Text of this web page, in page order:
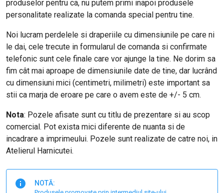
produselor pentru ca, nu putem primi inapoi produsele
personalitate realizate la comanda special pentru tine.
Noi lucram perdelele si draperiile cu dimensiunile pe care ni
le dai, cele trecute in formularul de comanda si confirmate
telefonic sunt cele finale care vor ajunge la tine. Ne dorim sa
fim cât mai aproape de dimensiunile date de tine, dar lucrând
cu dimensiuni mici (centimetri, milimetri) este important sa
stii ca marja de eroare pe care o avem este de +/- 5 cm.
Nota: Pozele afisate sunt cu titlu de prezentare si au scop
comercial. Pot exista mici diferente de nuanta si de
incadrare a imprimeului. Pozele sunt realizate de catre noi, in
Atelierul Harnicutei.
NOTĂ: